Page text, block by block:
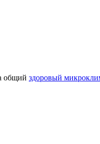
общий здоровый